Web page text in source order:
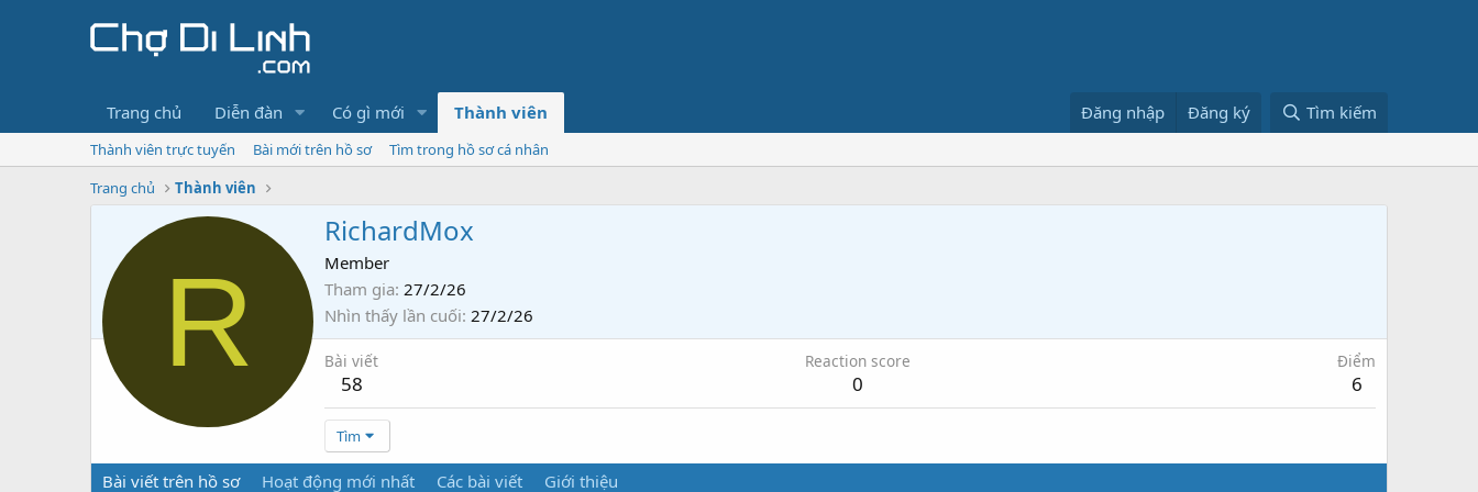
Trang chủ Diễn đàn Có gì mới Thành viên Đăng nhập Đăng ký Tìm kiếm
Thành viên trực tuyến Bài mới trên hồ sơ
Tìm trong hồ sơ cá nhân
Trang chủ
Thành viên
R
RichardMox
Member
Tham gia 27/2/26
Nhìn thấy lần cuối 27/2/26
Bài viết
58
Reaction score
0
Điểm
6
Tìm
Bài viết trên hồ sơ Hoạt động mới nhất Các bài viết Giới thiệu